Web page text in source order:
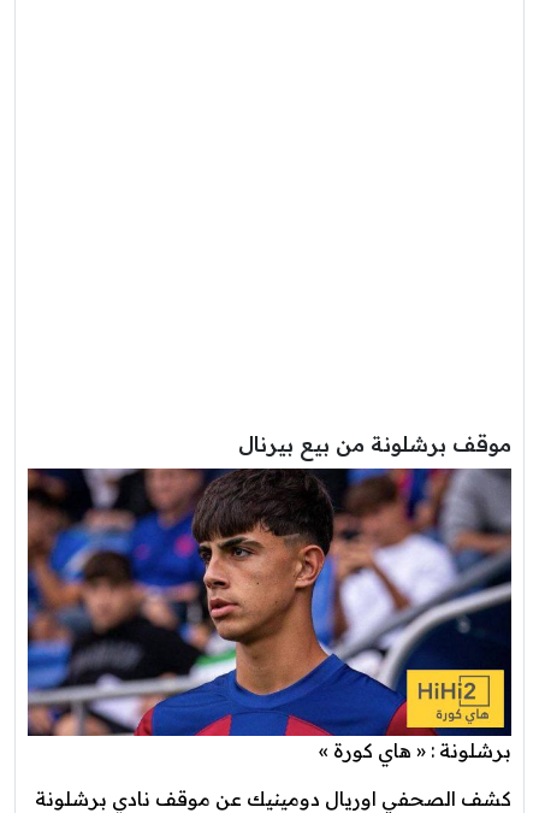
موقف برشلونة من بيع بيرنال
برشلونة : « هاي كورة »
كشف الصحفي اوريال دومينيك عن موقف نادي برشلونة